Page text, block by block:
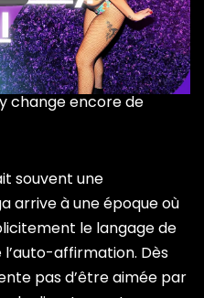
change encore de
souvent une
arrive à une époque où
le langage de
l’auto-affirmation. Dès
pas d’être aimée par